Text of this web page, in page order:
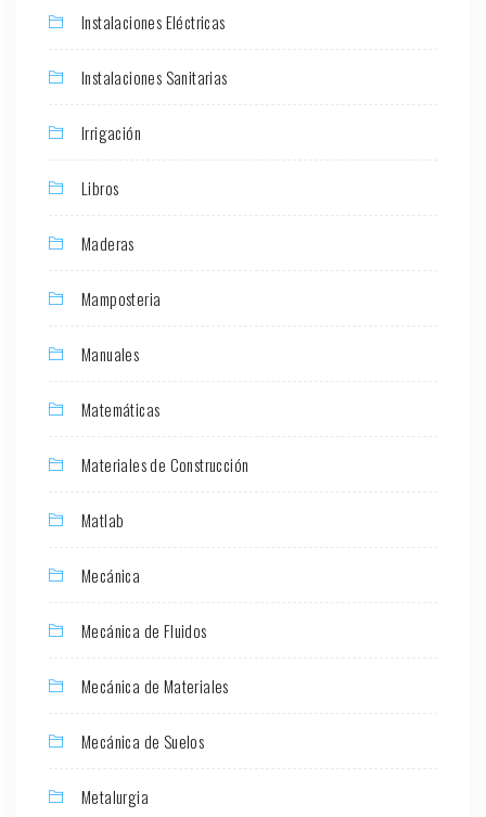
Instalaciones Eléctricas
Instalaciones Sanitarias
Irrigación
Libros
Maderas
Mamposteria
Manuales
Matemáticas
Materiales de Construcción
Matlab
Mecánica
Mecánica de Fluidos
Mecánica de Materiales
Mecánica de Suelos
Metalurgia